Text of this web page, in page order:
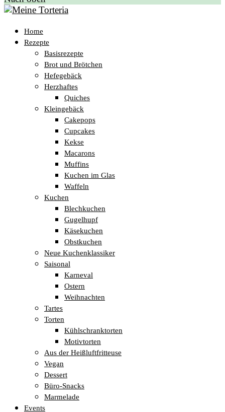
Home
Rezepte
Basisrezepte
Brot und Brötchen
Hefegebäck
Herzhaftes
Quiches
Kleingebäck
Cakepops
Cupcakes
Kekse
Macarons
Muffins
Kuchen im Glas
Waffeln
Kuchen
Blechkuchen
Gugelhupf
Käsekuchen
Obstkuchen
Neue Kuchenklassiker
Saisonal
Karneval
Ostern
Weihnachten
Tartes
Torten
Kühlschranktorten
Motivtorten
Aus der Heißluftfritteuse
Vegan
Dessert
Büro-Snacks
Marmelade
Events